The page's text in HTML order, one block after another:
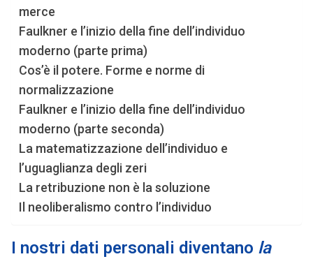
merce
Faulkner e l’inizio della fine dell’individuo
moderno (parte prima)
Cos’è il potere. Forme e norme di
normalizzazione
Faulkner e l’inizio della fine dell’individuo
moderno (parte seconda)
La matematizzazione dell’individuo e
l’uguaglianza degli zeri
La retribuzione non è la soluzione
Il neoliberalismo contro l’individuo
I nostri dati personali diventano la